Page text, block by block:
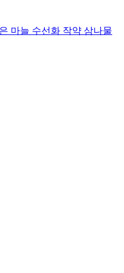
마늘 수선화 작약 삼나물